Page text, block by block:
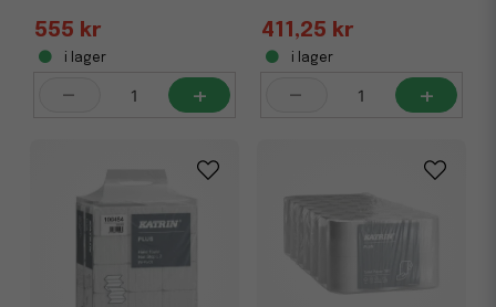
555 kr
i lager
- +
411,25 kr
i lager
- +